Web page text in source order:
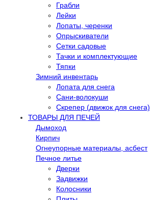
Грабли
Лейки
Лопаты, черенки
Опрыскиватели
Сетки садовые
Тачки и комплектующие
Тяпки
Зимний инвентарь
Лопата для снега
Сани-волокуши
Скрепер (движок для снега)
ТОВАРЫ ДЛЯ ПЕЧЕЙ
Дымоход
Кирпич
Огнеупорные материалы, асбест
Печное литье
Дверки
Задвижки
Колосники